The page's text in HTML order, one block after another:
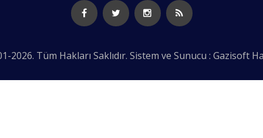
2026. Tüm Hakları Saklıdır. Sistem ve Sunucu : Gazisoft